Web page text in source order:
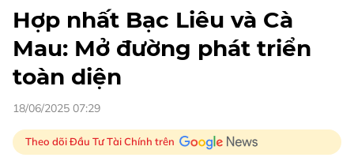
Hợp nhất Bạc Liêu và Cà
Mau: Mở đường phát triển
toàn diện
18/06/2025 07:29
Theo dõi Đầu Tư Tài Chính trên